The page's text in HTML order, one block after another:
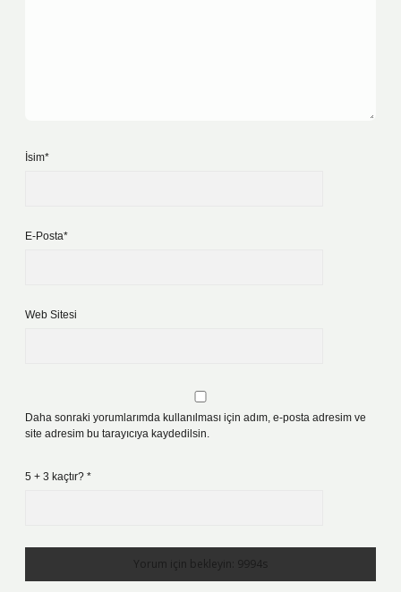
İsim*
E-Posta*
Web Sitesi
Daha sonraki yorumlarımda kullanılması için adım, e-posta adresim ve
site adresim bu tarayıcıya kaydedilsin.
5 + 3 kaçtır? *